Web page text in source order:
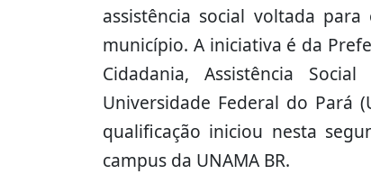
assistência social voltada
município. A iniciativa é da
Cidadania, Assistência
Universidade Federal do Pará
qualificação iniciou nesta
campus da UNAMA BR.